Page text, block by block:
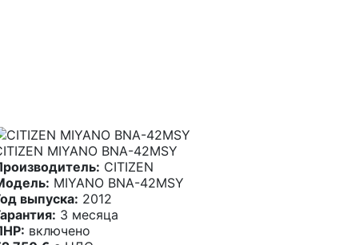
MIYANO BNA-42MSY
CITIZEN
MIYANO BNA-42MSY
выпуска: 2012
3 месяца
включено